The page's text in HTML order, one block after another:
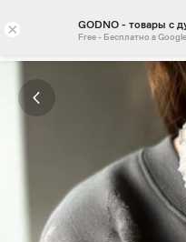
× GODNO - товары с
Free - Бесплатно в